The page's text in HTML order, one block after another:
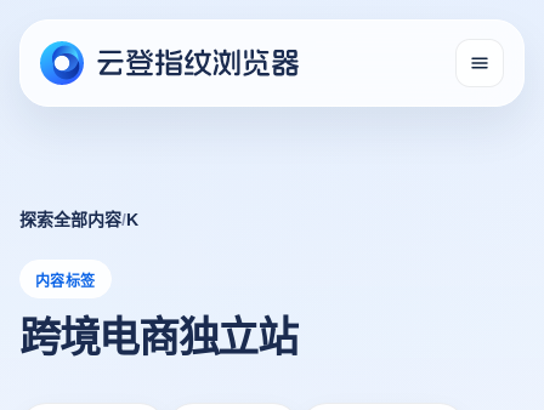
探索全部内容/K
内容标签
跨境电商独立站